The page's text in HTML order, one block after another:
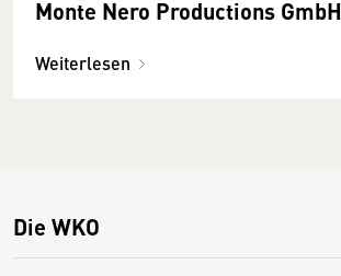
Monte Nero Productions GmbH
Weiterlesen
Die WKO